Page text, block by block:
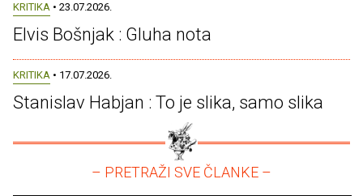
KRITIKA • 23.07.2026.
Elvis Bošnjak : Gluha nota
KRITIKA • 17.07.2026.
Stanislav Habjan : To je slika, samo slika
– PRETRAŽI SVE ČLANKE –